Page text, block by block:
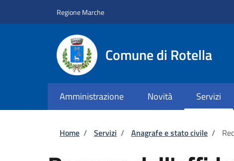
Regione Marche
Comune di Rotella
Amministrazione Novità Servizi
Briciole di pane
Home / Servizi / Anagrafe e stato civile /